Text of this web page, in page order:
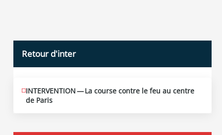
Retour d'inter
JUIN
12
2026
INTERVENTION — La course contre le feu au centre
de Paris